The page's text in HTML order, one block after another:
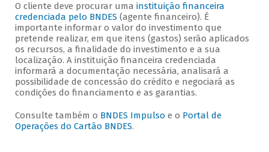
O cliente deve procurar uma instituição financeira
credenciada pelo BNDES (agente financeiro). É
importante informar o valor do investimento que
pretende realizar, em que itens (gastos) serão aplicados
os recursos, a finalidade do investimento e a sua
localização. A instituição financeira credenciada
informará a documentação necessária, analisará a
possibilidade de concessão do crédito e negociará as
condições do financiamento e as garantias.
Consulte também o BNDES Impulso e o Portal de
Operações do Cartão BNDES.